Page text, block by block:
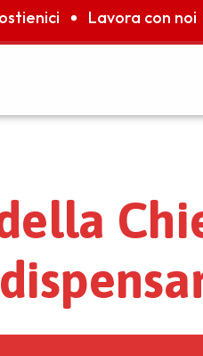
Lavora con noi